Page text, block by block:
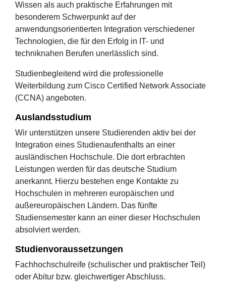
Wissen als auch praktische Erfahrungen mit
besonderem Schwerpunkt auf der
anwendungsorientierten Integration verschiedener
Technologien, die für den Erfolg in IT- und
techniknahen Berufen unerlässlich sind.
Studienbegleitend wird die professionelle
Weiterbildung zum Cisco Certified Network Associate
(CCNA) angeboten.
Auslandsstudium
Wir unterstützen unsere Studierenden aktiv bei der
Integration eines Studienaufenthalts an einer
ausländischen Hochschule. Die dort erbrachten
Leistungen werden für das deutsche Studium
anerkannt. Hierzu bestehen enge Kontakte zu
Hochschulen in mehreren europäischen und
außereuropäischen Ländern. Das fünfte
Studiensemester kann an einer dieser Hochschulen
absolviert werden.
Studienvoraussetzungen
Fachhochschulreife (schulischer und praktischer Teil)
oder Abitur bzw. gleichwertiger Abschluss.